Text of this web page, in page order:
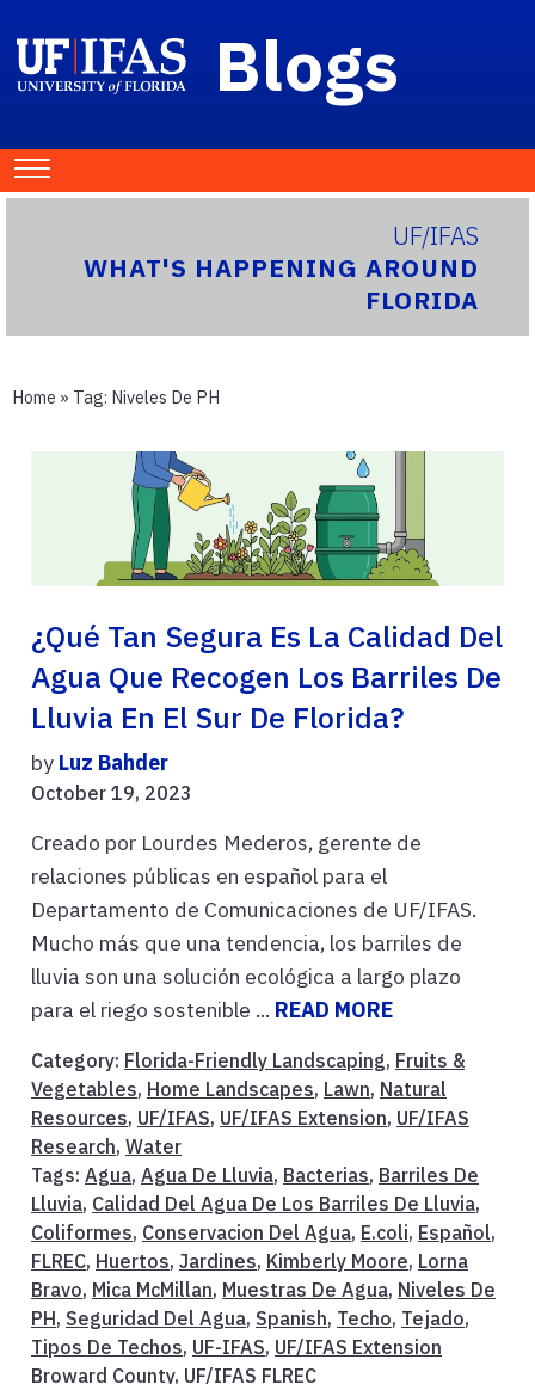
Blogs
UF/IFAS
WHAT'S HAPPENING AROUND
FLORIDA
Home » Tag: Niveles De PH
¿Qué Tan Segura Es La Calidad Del
Agua Que Recogen Los Barriles De
Lluvia En El Sur De Florida?
by Luz Bahder
October 19, 2023
Creado por Lourdes Mederos, gerente de
relaciones públicas en español para el
Departamento de Comunicaciones de UF/IFAS.
Mucho más que una tendencia, los barriles de
lluvia son una solución ecológica a largo plazo
para el riego sostenible ... READ MORE
Category: Florida-Friendly Landscaping, Fruits &
Vegetables, Home Landscapes, Lawn, Natural
Resources, UF/IFAS, UF/IFAS Extension, UF/IFAS
Research, Water
Tags: Agua, Agua De Lluvia, Bacterias, Barriles De
Lluvia, Calidad Del Agua De Los Barriles De Lluvia,
Coliformes, Conservacion Del Agua, E.coli, Español,
FLREC, Huertos, Jardines, Kimberly Moore, Lorna
Bravo, Mica McMillan, Muestras De Agua, Niveles De
PH, Seguridad Del Agua, Spanish, Techo, Tejado,
Tipos De Techos, UF-IFAS, UF/IFAS Extension
Broward County, UF/IFAS FLREC